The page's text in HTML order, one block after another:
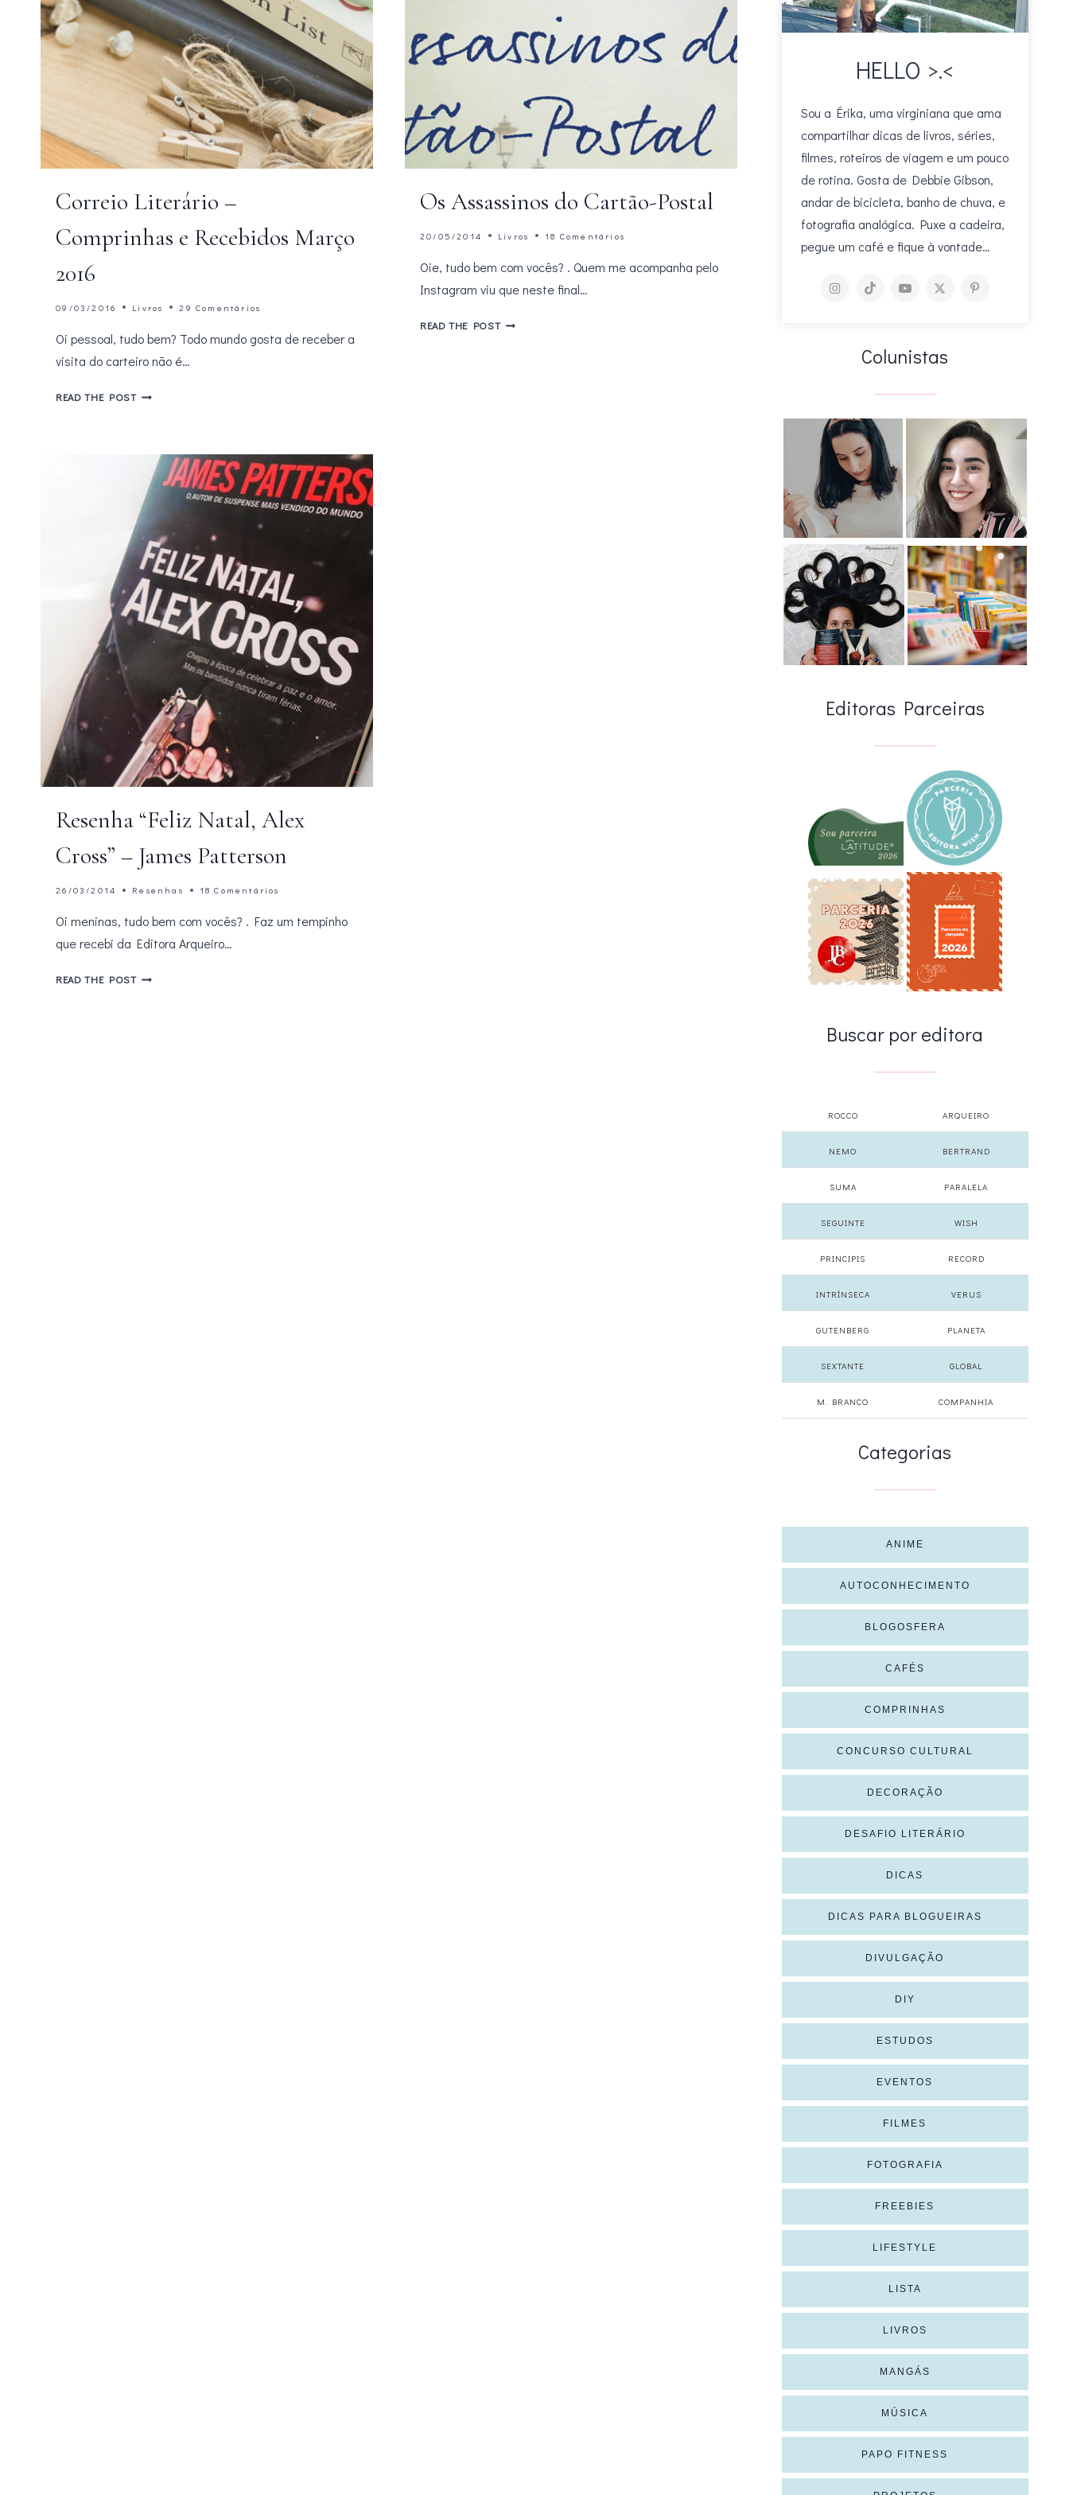
Correio Literário –
Comprinhas e Recebidos Março
2016
09/03/2016 Livros 29 Comentários
Oi pessoal, tudo bem? Todo mundo gosta de receber a
visita do carteiro não é…
READ THE POSTCORREIO
RECEBIDOS
MARÇO
2016
Os Assassinos do Cartão-Postal
20/05/2014 Livros 18 Comentários
Oie, tudo bem com vocês? . Quem me acompanha pelo
Instagram viu que neste final…
READ THE POSTOS
Resenha “Feliz Natal, Alex
Cross” – James Patterson
26/03/2014 Resenhas 18 Comentários
Oi meninas, tudo bem com vocês? . Faz um tempinho
que recebi da Editora Arqueiro…
READ THE POSTRESENHA
HELLO >.<
Sou a Érika, uma virginiana que ama
compartilhar dicas de livros, séries,
filmes, roteiros de viagem e um pouco
de rotina. Gosta de Debbie Gibson,
andar de bicicleta, banho de chuva, e
fotografia analógica. Puxe a cadeira,
pegue um café e fique à vontade…
Colunistas
Editoras Parceiras
Buscar por editora
ROCCO ARQUEIRO
NEMO BERTRAND
SUMA PARALELA
SEGUINTE WISH
PRINCIPIS RECORD
INTRÍNSECA VERUS
GUTENBERG PLANETA
SEXTANTE GLOBAL
M. BRANCO COMPANHIA
Categorias
ANIME
AUTOCONHECIMENTO
BLOGOSFERA
CAFÉS
COMPRINHAS
CONCURSO CULTURAL
DECORAÇÃO
DESAFIO LITERÁRIO
DICAS
DICAS PARA BLOGUEIRAS
DIVULGAÇÃO
DIY
ESTUDOS
EVENTOS
FILMES
FOTOGRAFIA
FREEBIES
LIFESTYLE
LISTA
LIVROS
MANGÁS
MÚSICA
PAPO FITNESS